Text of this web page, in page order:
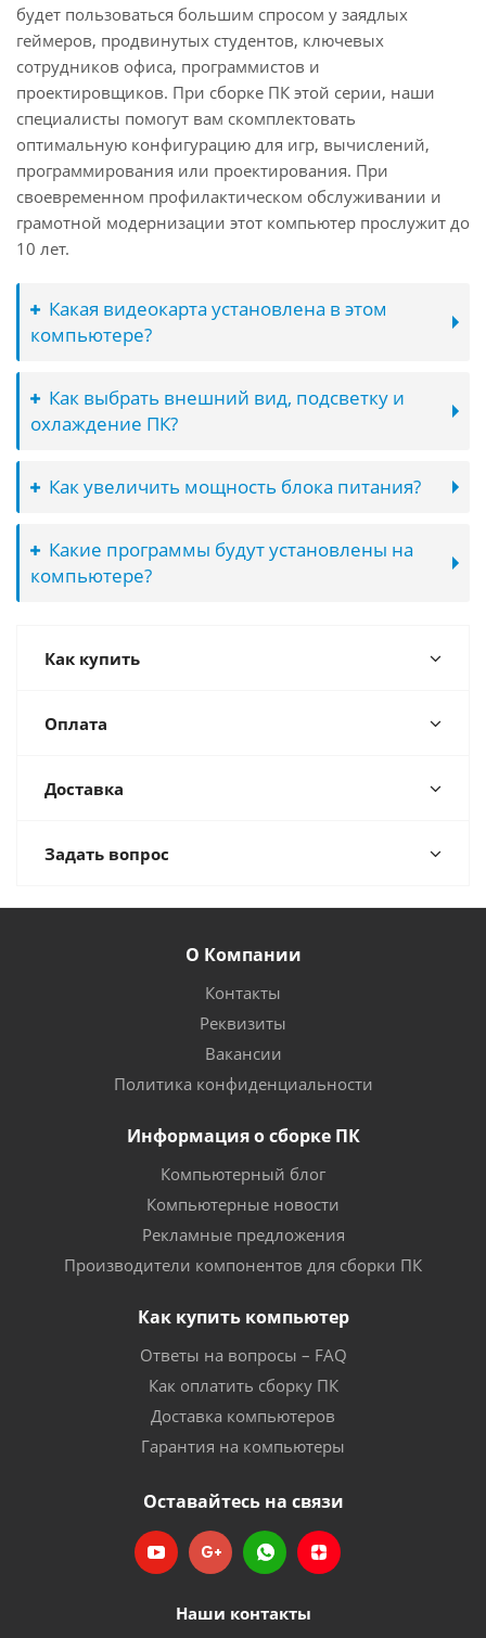
будет пользоваться большим спросом у заядлых
геймеров, продвинутых студентов, ключевых
сотрудников офиса, программистов и
проектировщиков. При сборке ПК этой серии, наши
специалисты помогут вам скомплектовать
оптимальную конфигурацию для игр, вычислений,
программирования или проектирования. При
своевременном профилактическом обслуживании и
грамотной модернизации этот компьютер прослужит до
10 лет.
Какая видеокарта установлена в этом
компьютере?
Как выбрать внешний вид, подсветку и
охлаждение ПК?
Как увеличить мощность блока питания?
Какие программы будут установлены на
компьютере?
Как купить
Оплата
Доставка
Задать вопрос
О Компании
Контакты
Реквизиты
Вакансии
Политика конфиденциальности
Информация о сборке ПК
Компьютерный блог
Компьютерные новости
Рекламные предложения
Производители компонентов для сборки ПК
Как купить компьютер
Ответы на вопросы – FAQ
Как оплатить сборку ПК
Доставка компьютеров
Гарантия на компьютеры
Оставайтесь на связи
Наши контакты